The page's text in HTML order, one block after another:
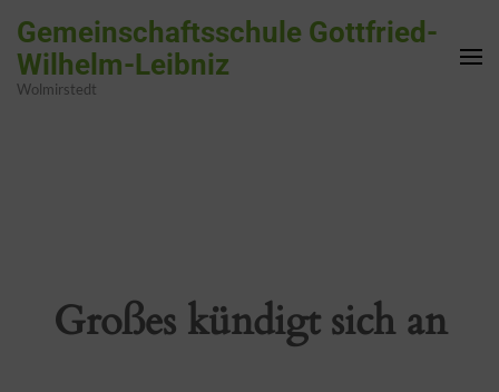
Inhalt
springen
Gemeinschaftsschule Gottfried-
Wilhelm-Leibniz
Wolmirstedt
Großes kündigt sich an